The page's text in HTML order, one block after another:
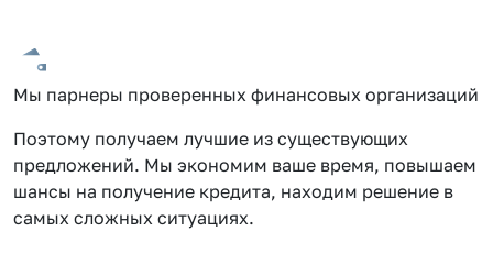
Мы парнеры проверенных финансовых организаций
Поэтому получаем лучшие из существующих
предложений. Мы экономим ваше время, повышаем
шансы на получение кредита, находим решение в
самых сложных ситуациях.